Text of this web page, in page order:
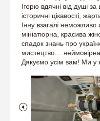
Ігорю вдячні від душі
історичні цікавості,
Інну взагалі
мініатюрна, красива
спадок знань про
мистецтво…
Дякуємо усім вам! Ми у